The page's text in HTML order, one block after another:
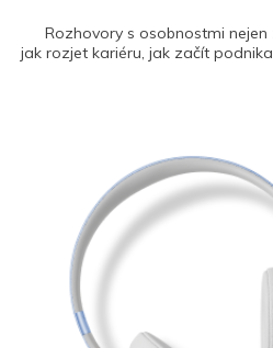
Rozhovory s osobnostmi nejen
jak rozjet kariéru, jak začít